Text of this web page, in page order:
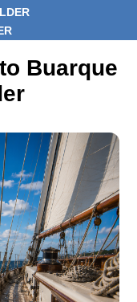
Buarque